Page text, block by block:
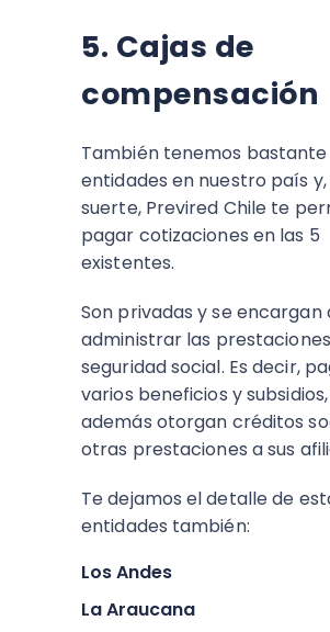
5. Cajas de
compensación
También tenemos bastante
entidades en nuestro país
suerte, Previred Chile te
pagar cotizaciones en las 5
existentes.
Son privadas y se encargan
administrar las
seguridad social. Es decir,
varios beneficios y
además otorgan créditos
otras prestaciones a sus
Te dejamos el detalle de
entidades también:
Los Andes
La Araucana